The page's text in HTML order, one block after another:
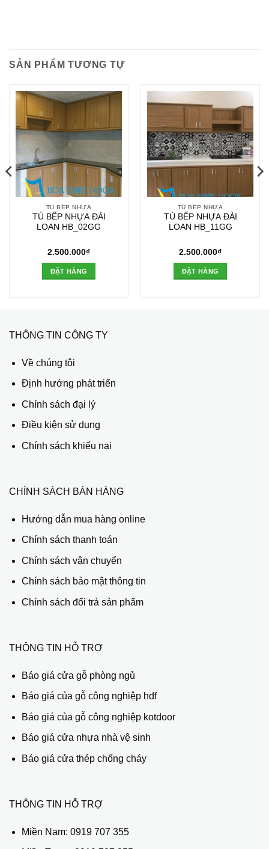
SẢN PHẨM TƯƠNG TỰ
TỦ BẾP NHỰA
TỦ BẾP NHỰA ĐÀI
LOAN HB_02GG
2.500.000₫
ĐẶT HÀNG
TỦ BẾP NHỰA
TỦ BẾP NHỰA ĐÀI
LOAN HB_11GG
2.500.000₫
ĐẶT HÀNG
THÔNG TIN CÔNG TY
Về chúng tôi
Định hướng phát triển
Chính sách đại lý
Điều kiện sử dụng
Chính sách khiếu nại
CHÍNH SÁCH BÁN HÀNG
Hướng dẫn mua hàng online
Chính sách thanh toán
Chính sách vận chuyển
Chính sách bảo mật thông tin
Chính sách đổi trả sản phẩm
THÔNG TIN HỖ TRỢ
Báo giá cửa gỗ phòng ngủ
Báo giá của gỗ công nghiệp hdf
Báo giá của gỗ công nghiệp kotdoor
Báo giá cửa nhựa nhà vệ sinh
Báo giá cửa thép chống cháy
THÔNG TIN HỖ TRỢ
Miền Nam: 0919 707 355